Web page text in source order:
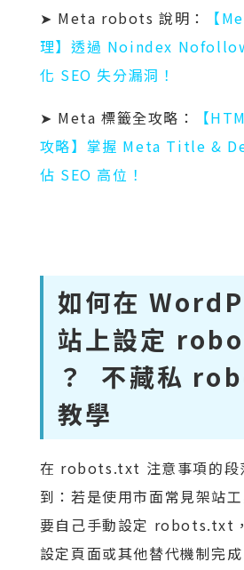
➤ Meta robots 說明：
【
理】透過 Noindex
化 SEO 失分漏洞！
➤ Meta 標籤全攻略：
【
攻略】掌握 Meta Title &
佔 SEO 高位！
如何在
站上設定
？ 不藏私
教學
在 robots.txt 注意事項的段
到：若是使用市面常見架站
要自己手動設定 robots.txt
設定頁面或其他替代機制完